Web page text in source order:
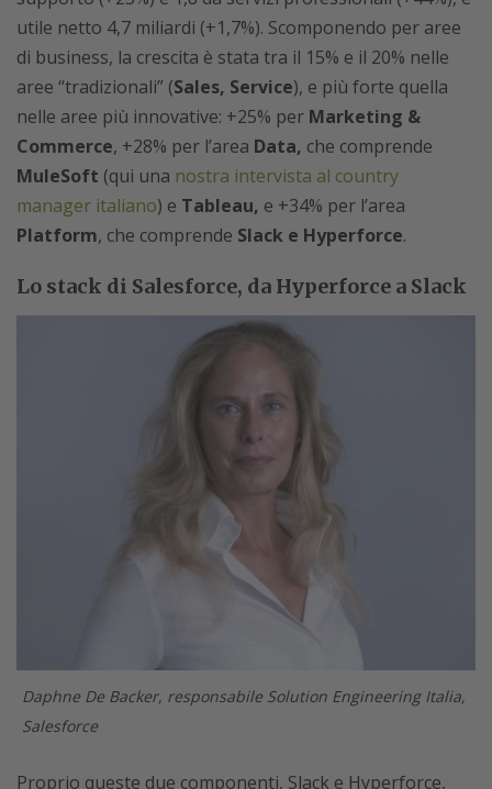
utile netto 4,7 miliardi (+1,7%). Scomponendo per aree
di business, la crescita è stata tra il 15% e il 20% nelle
aree “tradizionali” (Sales, Service), e più forte quella
nelle aree più innovative: +25% per Marketing &
Commerce, +28% per l’area Data, che comprende
MuleSoft (qui una nostra intervista al country
manager italiano) e Tableau, e +34% per l’area
Platform, che comprende Slack e Hyperforce.
Lo stack di Salesforce, da Hyperforce a Slack
Daphne De Backer, responsabile Solution Engineering Italia,
Salesforce
Proprio queste due componenti, Slack e Hyperforce,